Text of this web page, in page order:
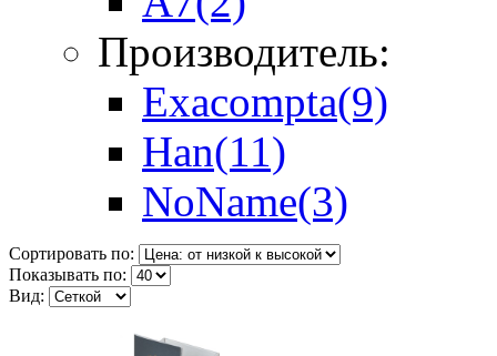
Производитель:
Exacompta(9)
Han(11)
NoName(3)
Сортировать по:
Показывать по:
Вид: